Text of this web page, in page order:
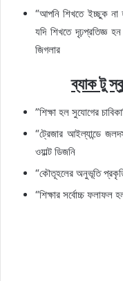
“আপনি শিখতে ইচ্ছুক না
যদি শিখতে দৃঢ়প্রতিজ্ঞ
জিগলার
ব্যাক টু
​​”শিক্ষা হল সুযোগের
“ট্রেজার আইল্যান্ডে
ওয়াল্ট ডিজনি
“কৌতূহলের অনুভূতি
“শিক্ষার সর্বোচ্চ